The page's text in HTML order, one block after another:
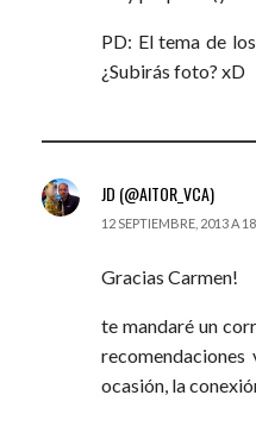
PD: El tema de
¿Subirás foto? xD
JD (@AITOR_VCA)
12 SEPTIEMBRE, 2013 A
Gracias Carmen!
te mandaré un
ocasión, la